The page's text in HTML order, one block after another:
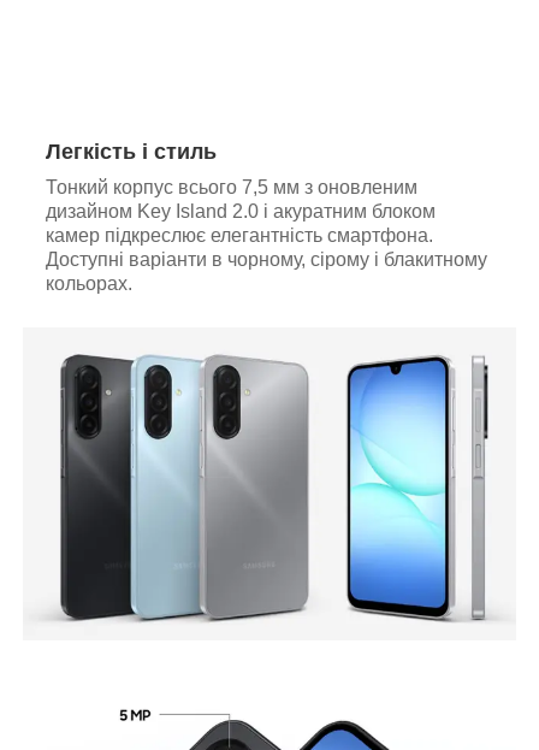
Легкість і стиль
Тонкий корпус всього 7,5 мм з оновленим
дизайном Key Island 2.0 і акуратним блоком
камер підкреслює елегантність смартфона.
Доступні варіанти в чорному, сірому і блакитному
кольорах.